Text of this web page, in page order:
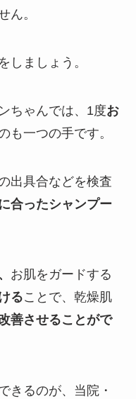
ん。
しましょう。
ちゃんでは、1度お
も一つの手です。
出具合などを検査
合ったシャンプー
お肌をガードする
ることで、乾燥肌
善させることがで
きるのが、当院・